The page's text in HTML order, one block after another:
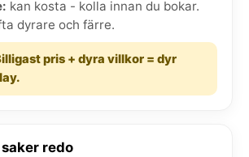
kan kosta - kolla innan du bokar.
dyrare och färre.
pris + dyra villkor = dyr
redo